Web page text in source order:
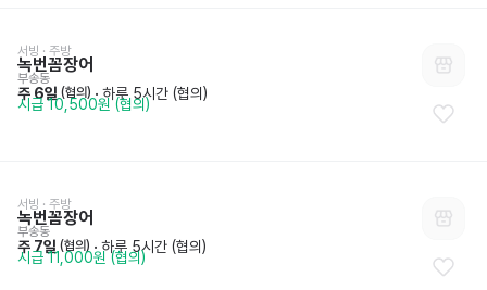
서빙 · 주방
녹번꼼장어
부송동
주 6일 (협의) · 하루 5시간 (협의)
시급 10,500원 (협의)
서빙 · 주방
녹번꼼장어
부송동
주 7일 (협의) · 하루 5시간 (협의)
시급 11,000원 (협의)